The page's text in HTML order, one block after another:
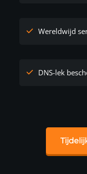
Wereldwijd
DNS-lek